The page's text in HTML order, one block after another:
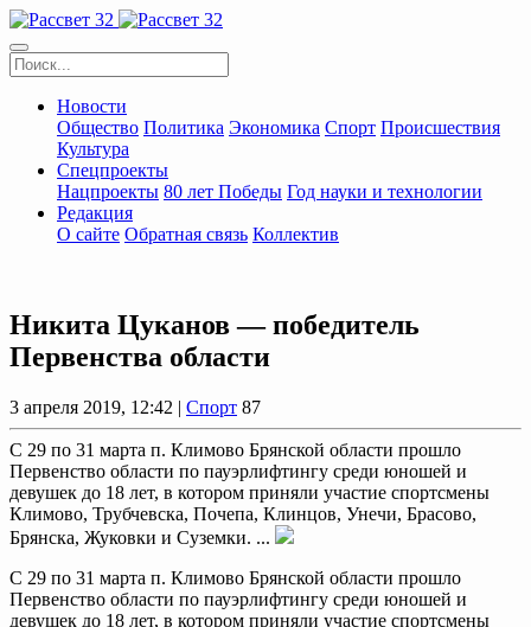
Новости
Общество Политика Экономика Спорт Происшествия
Культура
Спецпроекты
Нацпроекты 80 лет Победы Год науки и технологии
Редакция
О сайте Обратная связь Коллектив
Никита Цуканов — победитель
Первенства области
3 апреля 2019, 12:42 | Спорт 87
С 29 по 31 марта п. Климово Брянской области прошло
Первенство области по пауэрлифтингу среди юношей и
девушек до 18 лет, в котором приняли участие спортсмены
Климово, Трубчевска, Почепа, Клинцов, Унечи, Брасово,
Брянска, Жуковки и Суземки. ...
С 29 по 31 марта п. Климово Брянской области прошло
Первенство области по пауэрлифтингу среди юношей и
девушек до 18 лет, в котором приняли участие спортсмены